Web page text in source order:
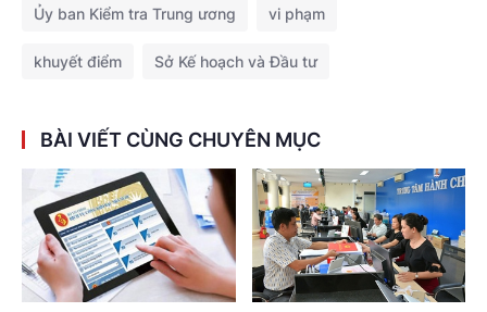
Ủy ban Kiểm tra Trung ương vi phạm
khuyết điểm Sở Kế hoạch và Đầu tư
BÀI VIẾT CÙNG CHUYÊN MỤC